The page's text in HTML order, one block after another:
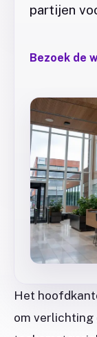
partijen
Bezoek de
Het
om verlichting